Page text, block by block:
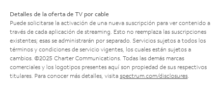
Detalles de la oferta de TV por cable
Puede solicitarse la activación de una nueva suscripción para ver contenido a
través de cada aplicación de streaming. Esto no reemplaza las suscripciones
existentes; esas se administrarán por separado. Servicios sujetos a todos los
términos y condiciones de servicio vigentes, los cuales están sujetos a
cambios. ©2025 Charter Communications. Todas las demás marcas
comerciales y los logotipos presentes aquí son propiedad de sus respectivos
titulares. Para conocer más detalles, visita spectrum.com/disclosures